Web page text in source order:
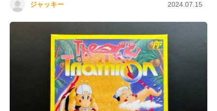
ジャッキー 2024.07.15